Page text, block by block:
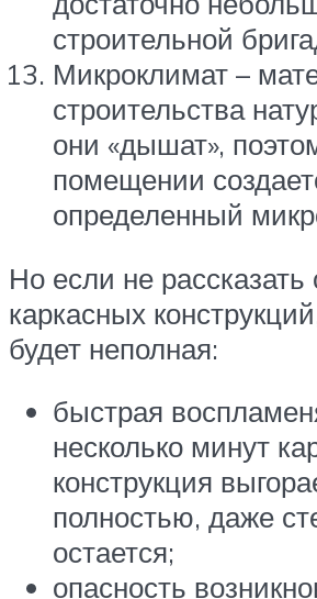
строительной
Микроклимат –
строительства
они «дышат»,
помещении
определенный
Но если не
каркасных
будет неполная:
быстрая
несколько минут
конструкция
полностью, даже
остается;
опасность